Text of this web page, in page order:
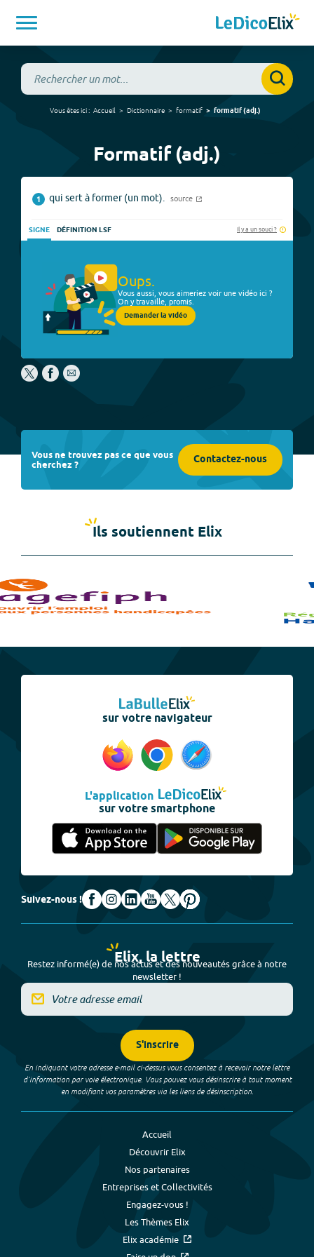
Vous êtes ici : Accueil Dictionnaire formatif formatif(adj.)
Formatif (adj.)
1 qui sert à former (un mot). source
SIGNE DÉFINITION LSF Il y a un souci ?
Oups.
Vous aussi, vous aimeriez voir une vidéo ici ?
On y travaille, promis.
Demander la vidéo
Vous ne trouvez pas ce que vous
cherchez ? Contactez-nous
Ils soutiennent Elix
sur votre navigateur
L'application
sur votre smartphone
Suivez-nous !
Elix, la lettre
Restez informé(e) de nos actus et des nouveautés grâce à notre
newsletter !
S'inscrire
En indiquant votre adresse e-mail ci-dessus vous consentez à recevoir notre lettre
d’information par voie électronique. Vous pouvez vous désinscrire à tout moment
en modifiant vos paramètres via les liens de désinscription.
Accueil
Découvrir Elix
Nos partenaires
Entreprises et Collectivités
Engagez-vous !
Les Thèmes Elix
Elix académie